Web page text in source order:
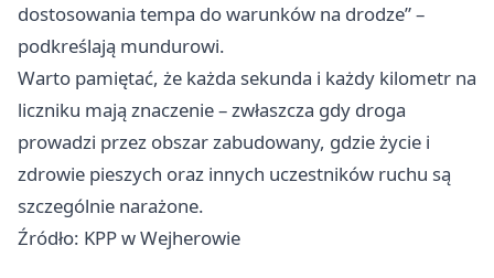
dostosowania tempa do warunków na drodze” –
podkreślają mundurowi.
Warto pamiętać, że każda sekunda i każdy kilometr na
liczniku mają znaczenie – zwłaszcza gdy droga
prowadzi przez obszar zabudowany, gdzie życie i
zdrowie pieszych oraz innych uczestników ruchu są
szczególnie narażone.
Źródło: KPP w Wejherowie